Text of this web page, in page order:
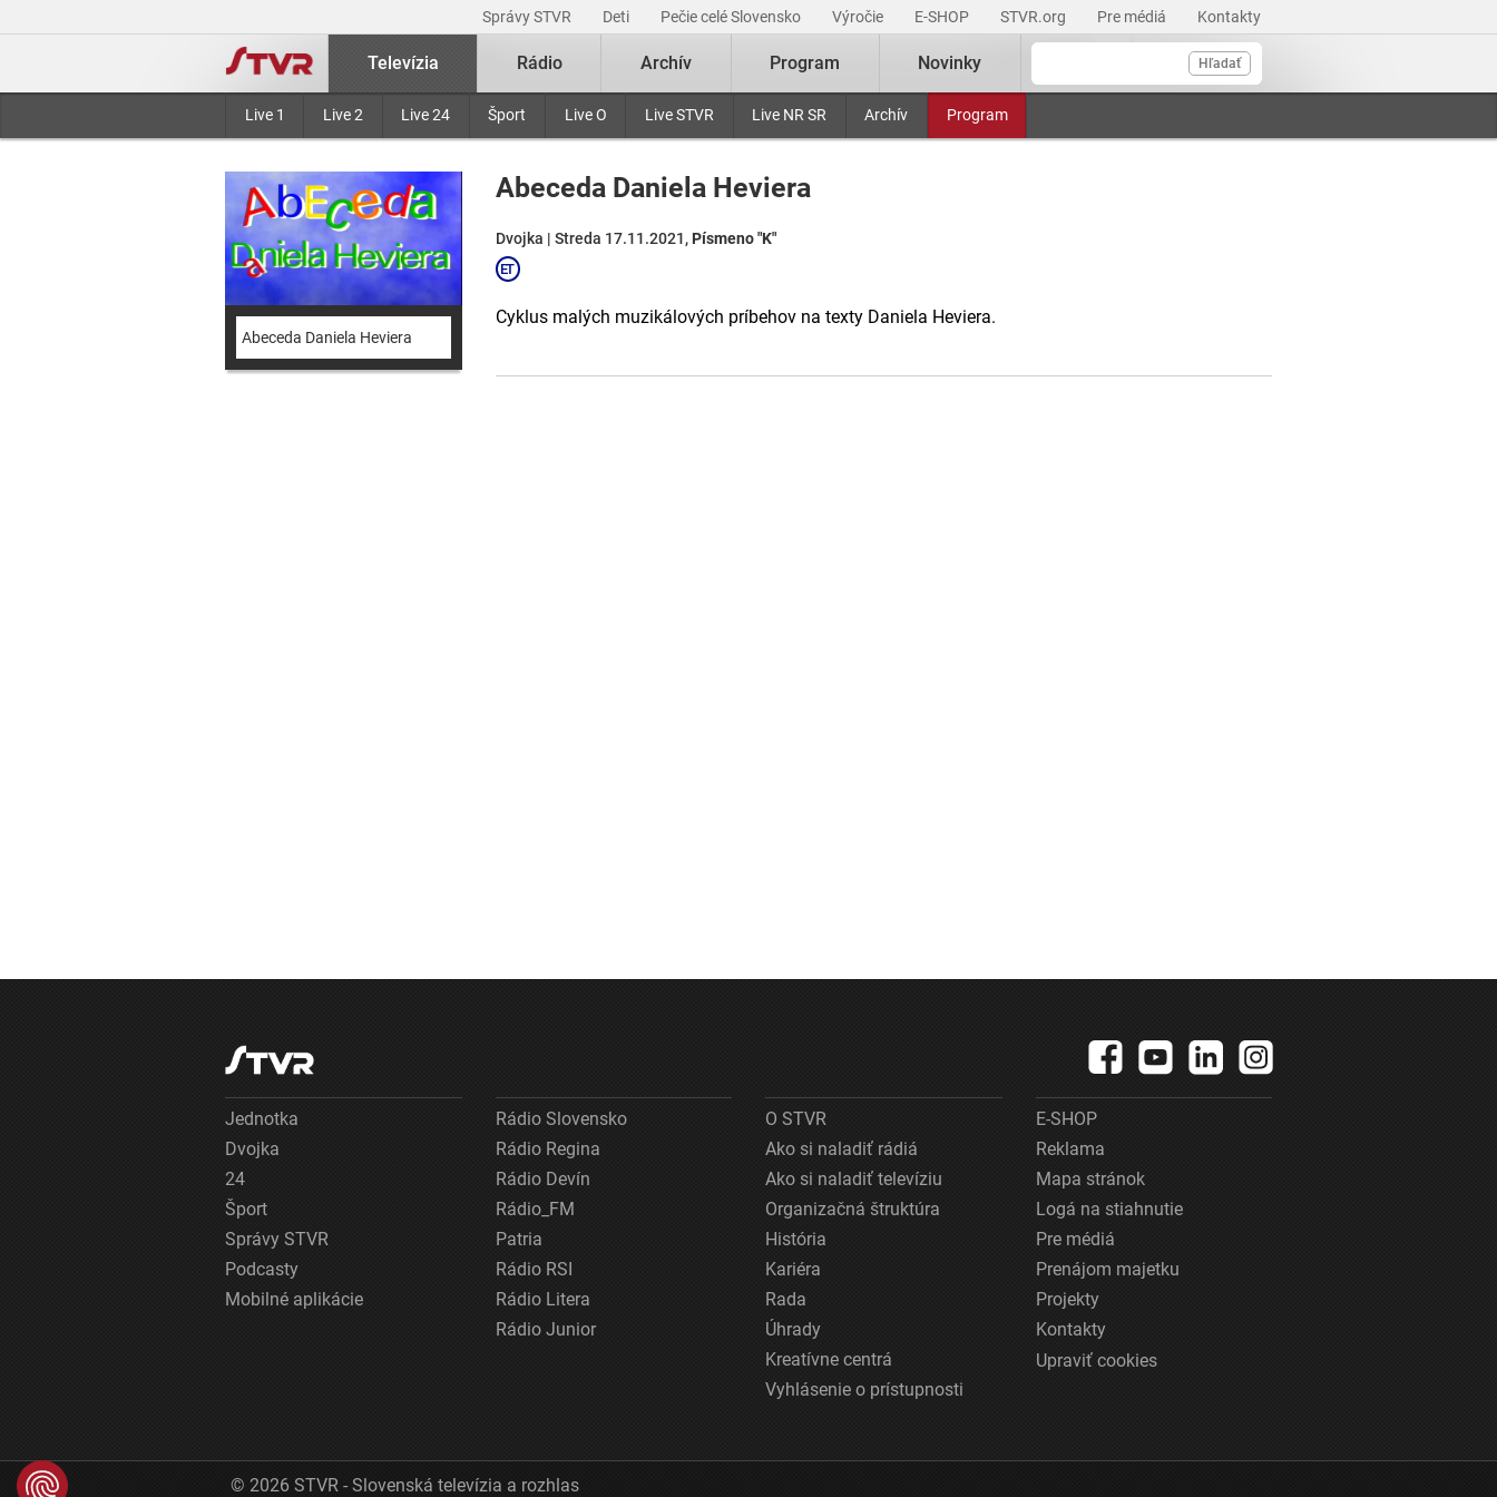
Správy STVR Deti Pečie celé Slovensko Výročie E-SHOP STVR.org Pre médiá Kontakty
Hľadať
Televízia
Live 1 Live 2 Live 24 Šport Live O Live STVR Live NR SR Archív Program
Rádio Archív Program Novinky
Abeceda Daniela Heviera
Abeceda Daniela Heviera
Dvojka | Streda 17.11.2021, Písmeno "K"
Cyklus malých muzikálových príbehov na texty Daniela Heviera.
Jednotka
Dvojka
24
Šport
Správy STVR
Podcasty
Mobilné aplikácie
Rádio Slovensko
Rádio Regina
Rádio Devín
Rádio_FM
Patria
Rádio RSI
Rádio Litera
Rádio Junior
O STVR
Ako si naladiť rádiá
Ako si naladiť televíziu
Organizačná štruktúra
História
Kariéra
Rada
Úhrady
Kreatívne centrá
Vyhlásenie o prístupnosti
E-SHOP
Reklama
Mapa stránok
Logá na stiahnutie
Pre médiá
Prenájom majetku
Projekty
Kontakty
Upraviť cookies
© 2026 STVR - Slovenská televízia a rozhlas